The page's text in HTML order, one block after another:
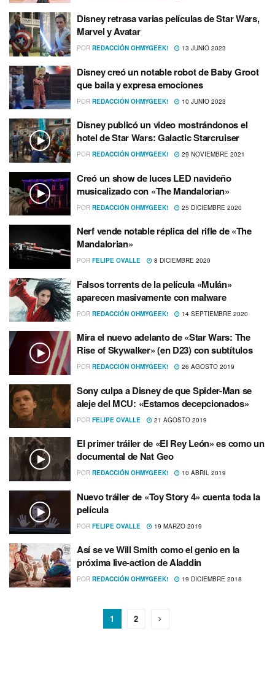
Disney retrasa varias películas de Star Wars,
Marvel y Avatar
POR REDACCIÓN OHMYGEEK! 13 JUNIO 2023
Disney creó un notable robot de Baby Groot
que baila y expresa emociones
POR REDACCIÓN OHMYGEEK! 10 JUNIO 2023
Disney publicó un video mostrándonos el
hotel de Star Wars: Galactic Starcruiser
POR REDACCIÓN OHMYGEEK! 29 NOVIEMBRE 2021
Creó un show de luces LED navideño
musicalizado con «The Mandalorian»
POR REDACCIÓN OHMYGEEK! 25 DICIEMBRE 2020
Nerf vende notable réplica del rifle de «The
Mandalorian»
POR FELIPE OVALLE 8 DICIEMBRE 2020
Falsos torrents de la pelí­cula «Mulán»
aparecen masivamente con malware
POR REDACCIÓN OHMYGEEK! 14 SEPTIEMBRE 2020
Mira el nuevo adelanto de «Star Wars: The
Rise of Skywalker» (en D23) con subtí­tulos
POR REDACCIÓN OHMYGEEK! 26 AGOSTO 2019
Sony culpa a Disney de que Spider-Man se
aleje del MCU: «Estamos decepcionados»
POR FELIPE OVALLE 21 AGOSTO 2019
El primer tráiler de «El Rey León» es como un
documental de Nat Geo
POR REDACCIÓN OHMYGEEK! 10 ABRIL 2019
Nuevo tráiler de «Toy Story 4» cuenta toda la
pelí­cula
POR FELIPE OVALLE 19 MARZO 2019
Así­ se ve Will Smith como el genio en la
próxima live-action de Aladdin
POR REDACCIÓN OHMYGEEK! 19 DICIEMBRE 2018
1 2